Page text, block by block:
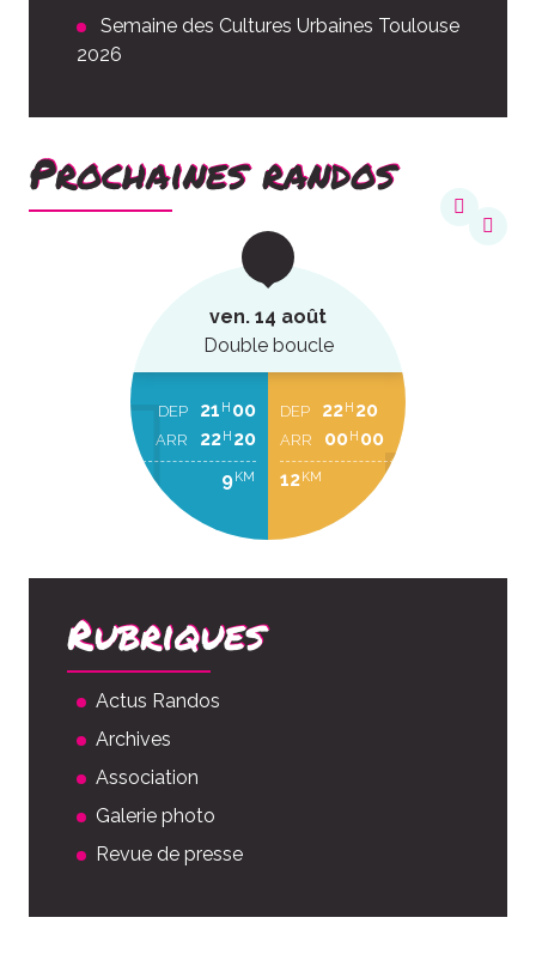
Semaine des Cultures Urbaines Toulouse
2026
Prochaines randos
ven. 14 août
Double boucle
DEP 21 H 00
ARR 22H 20
9KM
DEP 22H 20
ARR 00H 00
12KM
Rubriques
Actus Randos
Archives
Association
Galerie photo
Revue de presse